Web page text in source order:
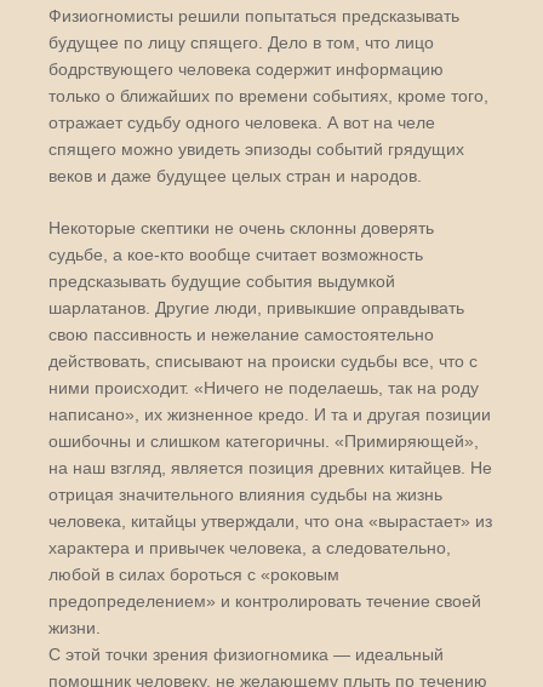
Физиогномисты решили попытаться предсказывать
будущее по лицу спящего. Дело в том, что лицо
бодрствующего человека содержит информацию
только о ближайших по времени событиях, кроме того,
отражает судьбу одного человека. А вот на челе
спящего можно увидеть эпизоды событий грядущих
веков и даже будущее целых стран и народов.
Некоторые скептики не очень склонны доверять
судьбе, а кое-кто вообще считает возможность
предсказывать будущие события выдумкой
шарлатанов. Другие люди, привыкшие оправдывать
свою пассивность и нежелание самостоятельно
действовать, списывают на происки судьбы все, что с
ними происходит. «Ничего не поделаешь, так на роду
написано», их жизненное кредо. И та и другая позиции
ошибочны и слишком категоричны. «Примиряющей»,
на наш взгляд, является позиция древних китайцев. Не
отрицая значительного влияния судьбы на жизнь
человека, китайцы утверждали, что она «вырастает» из
характера и привычек человека, а следовательно,
любой в силах бороться с «роковым
предопределением» и контролировать течение своей
жизни.
С этой точки зрения физиогномика — идеальный
помощник человеку, не желающему плыть по течению